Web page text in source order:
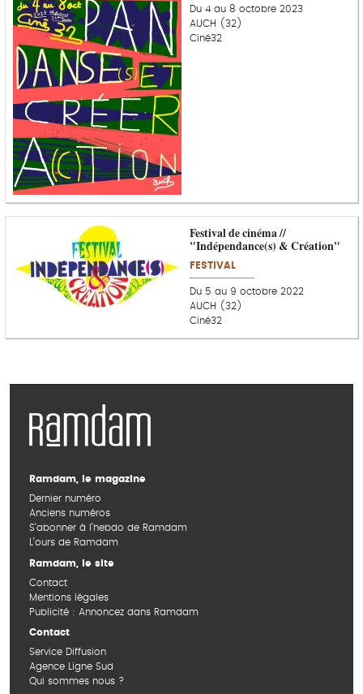
Du 4 au 8 octobre 2023
AUCH (32)
Ciné32
Festival de cinéma //
"Indépendance(s) & Création"
FESTIVAL
Du 5 au 9 octobre 2022
AUCH (32)
Ciné32
Ramdam, le magazine
Dernier numéro
Anciens numéros
S’abonner à l’hebdo de Ramdam
L’ours de Ramdam
Ramdam, le site
Contact
Mentions légales
Publicité : Annoncez dans Ramdam
Contact
Service Diffusion
Agence Ligne Sud
Qui sommes nous ?